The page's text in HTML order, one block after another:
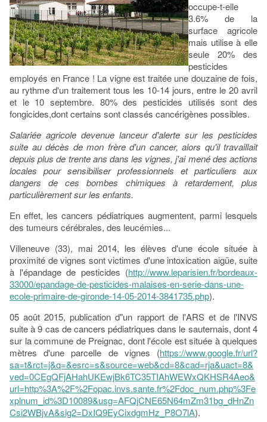
occupe-t-elle
3.6% de la
surface agricole
mais utilise à elle
seule 20% des
pesticides
employés en France ! La vigne est traitée une douzaine de fois,
au rythme d'un traitement tous les 10-14 jours, entre le 20 avril
et le 10 septembre. 80% des pesticides utilisés sont des
fongicides,dont certains sont classés cancérigènes possibles.
Salariée agricole devenue lanceur d'alerte sur les pesticides
suite au décès de mon frère d'un cancer, alors qu'il travaillait
depuis plus de trente ans dans les vignes, j'ai mené des actions
locales pour sensibiliser professionnels et particuliers aux
dangers de ces bombes chimiques à retardement, plus
particulièrement sur les enfants.
En effet, les cancers pédiatriques augmentent, parmi lesquels
des tumeurs cérébrales, des leucémies...
Villeneuve (33), mai 2014, les élèves d'une école située à
proximité de vignes sont victimes d'une intoxication aigüe, suite
à l'épandage de pesticides (http://www.leparisien.fr/bordeaux-
33000/epandage-de-pesticides-malaises-en-serie-dans-une-
ecole-primaire-de-gironde-14-05-2014-3841735.php).
05 août 2015, publication d"un rapport de l'ARS et de l'INVS
suite à 9 cas de cancers pédiatriques dans le sauternais, dont 4
sur la commune de Preignac, dont l'école est située à quelques
mètres d'une parcelle de vignes (https://www.google.fr/url?
sa=t&rct=j&q=&esrc=s&source=web&cd=8&cad=rja&uact=8&
ved=0CEgQFjAHahUKEwjBk6TC35TIAhWEWxQKHSR4Aeo&
url=http%3A%2F%2Fopac.invs.sante.fr%2Fdoc_num.php%3Fe
xplnum_id%3D10089&usg=AFQjCNE65N64mZm31bg_dHnZn
Csi2WBjvA&sig2=DxIQ9EyCixdgmHz_P8O7lA).